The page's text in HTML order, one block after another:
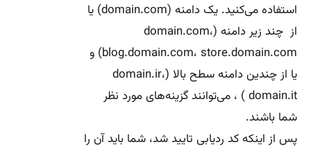
استفاده می‌کنید. یک دامنه (domain.com) یا
از چند زیر دامنه (domain.com،
blog.domain.com، store.domain.com) و
یا از چندین دامنه سطح بالا (domain.ir،
domain.it ) ، می‌توانند گزینه‌های مورد نظر
شما باشند.
پس از اینکه کد ردیابی تایید شد، شما باید آن را